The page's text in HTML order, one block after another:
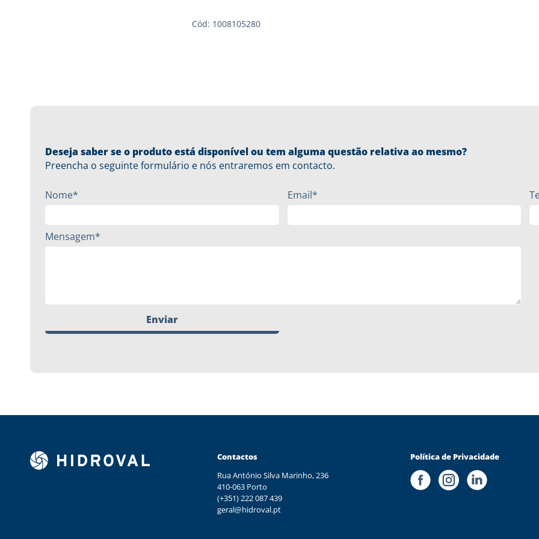
Cód: 1008105280
Deseja saber se o produto está disponível ou tem alguma questão relativa ao mesmo?
Preencha o seguinte formulário e nós entraremos em contacto.
Nome* Email*
Mensagem*
Enviar
Contactos
Rua António Silva Marinho, 236
410-063 Porto
(+351) 222 087 439
geral@hidroval.pt
Política de Privacidade